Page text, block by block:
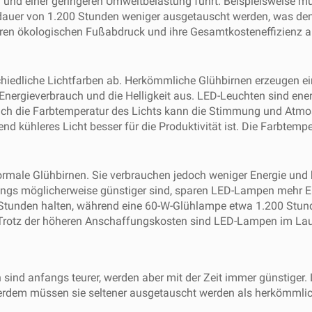
von 1.200 Stunden weniger ausgetauscht werden, was
ökologischen Fußabdruck und ihre Gesamtkosteneffizienz
Lichtfarben ab. Herkömmliche Glühbirnen erzeugen
und die Helligkeit aus. LED-Leuchten sind
die Farbtemperatur des Lichts kann die Stimmung und
kühleres Licht besser für die Produktivität ist. Die
Glühbirnen. Sie verbrauchen jedoch weniger Energie
möglicherweise günstiger sind, sparen LED-Lampen mehr
halten, während eine 60-W-Glühlampe etwa 1.200
der höheren Anschaffungskosten sind LED-Lampen im
anfangs teurer, werden aber mit der Zeit immer
müssen sie seltener ausgetauscht werden als